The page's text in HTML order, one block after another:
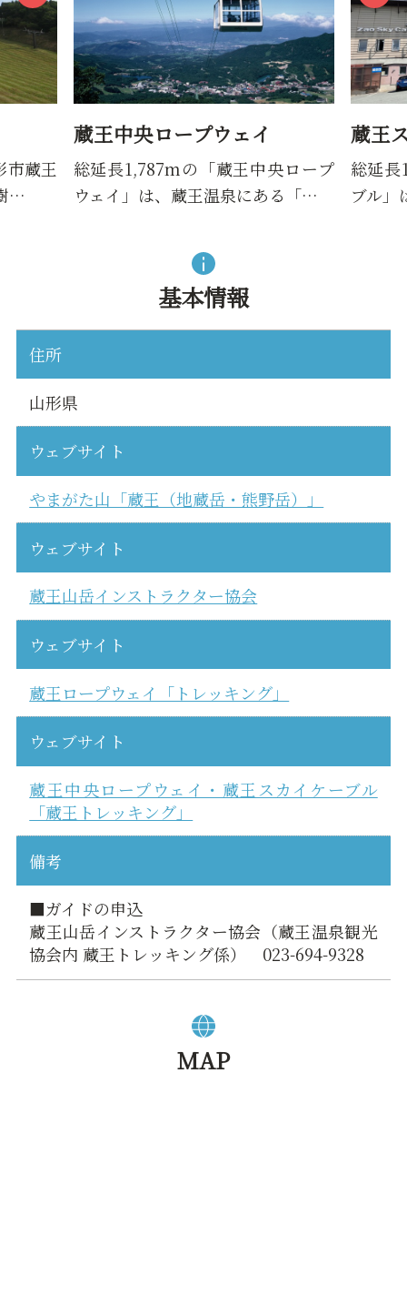
市蔵王
…
蔵王中央ロープウェイ
総延長1,787mの「蔵王中央ロープ
ウェイ」は、蔵王温泉にある「…
蔵王
総延
ブル
基本情報
住所
山形県
ウェブサイト
やまがた山「蔵王（地蔵岳・熊野岳）」
ウェブサイト
蔵王山岳インストラクター協会
ウェブサイト
蔵王ロープウェイ「トレッキング」
ウェブサイト
蔵王中央ロープウェイ・蔵王スカイケーブル
「蔵王トレッキング」
備考
■ガイドの申込
蔵王山岳インストラクター協会（蔵王温泉観光
協会内 蔵王トレッキング係） 023-694-9328
MAP